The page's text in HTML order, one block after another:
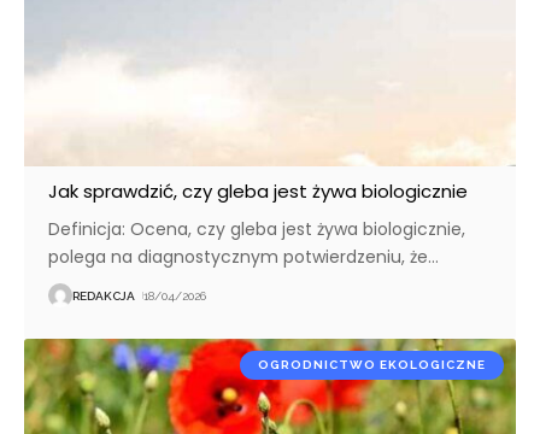
Jak sprawdzić, czy gleba jest żywa biologicznie
Definicja: Ocena, czy gleba jest żywa biologicznie,
polega na diagnostycznym potwierdzeniu, że…
REDAKCJA 18/04/2026
OGRODNICTWO EKOLOGICZNE